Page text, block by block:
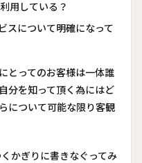
用している？
スについて明確になって
とってのお客様は一体誰
分を知って頂く為にはど
について可能な限り客観
かぎりに書きなぐってみ